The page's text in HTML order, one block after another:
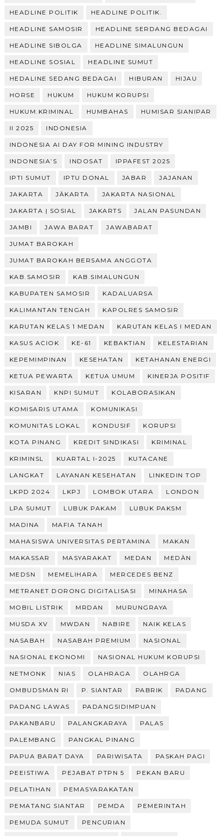
HEADLINE POLITIK HEADLINE POLITIK.
HEADLINE SAMOSIR HEADLINE SERDANG BEDAGAI
HEADLINE SIBOLGA HEADLINE SIMALUNGUN
HEADLINE SOSIAL HEADLINE SUMUT
HEDALINE SEDANG BEDAGAI HIBURAN HIJAU
HORSE HUKUM HUKUM KORUPSI
HUKUM.KRIMINAL HUMBAHAS HUMISAR SIANIPAR
II 2025 INDONESIA
INDONESIA AI DAY FOR MINING INDUSTRY
INDONESIA’S INDOSAT IPPAFEST 2025
IPTI SUMUT IPTU DONAL JABAR JAJANAN
JAKARTA JÀKARTA JAKARTA NASIONAL
JAKARTA | SOSIAL JAKARTS JALAN PASUNDAN
JAMBI JAWA BARAT JAWABARAT
JUMAT BAROKAH
JUMAT BAROKAH BERSAMA ANGGOTA
KAB.SAMOSIR KAB.SIMALUNGUN
KABUPATEN SAMOSIR KADALUARSA
KALIMANTAN TENGAH KAPOLRES SAMOSIR
KARUTAN KELAS 1 MEDAN KARUTAN KELAS I MEDAN
KASUS ACIOK KE-61 KEBAKTIAN KELESTARIAN
KEPEMIMPINAN KESEHATAN KETAHANAN ENERGI
KETUA PEWARTA KETUA UMUM KINERJA POSITIF
KISARAN KNPI SUMUT KOLABORASIKAN
KOMISARIS UTAMA KOMUNIKASI
KOMUNITAS LOKAL KONDUSIF KORUPSI
KOTA PINANG KREDIT SINDIKASI KRIMINAL
KRIMINSL KUARTAL I-2025 KUTACANE
LANGKAT LAYANAN KESEHATAN LINKEDIN TOP
LKPD 2024 LKPJ LOMBOK UTARA LONDON
LPA SUMUT LUBUK PAKAM LUBUK PAKSM
MADINA MAFIA TANAH
MAHASISWA UNIVERSITAS PERTAMINA MAKAN
MAKASSAR MASYARAKAT MEDAN MEDÀN
MEDSN MEMELIHARA MERCEDES BENZ
METRANET DORONG DIGITALISASI MINAHASA
MOBIL LISTRIK MRDAN MURUNGRAYA
MUSDA XV MWDAN NABIRE NAIK KELAS
NASABAH NASABAH PREMIUM NASIONAL
NASIONAL EKONOMI NASIONAL HUKUM KORUPSI
NETMONK NIAS OLAHRAGA OLAHRGA
OMBUDSMAN RI P. SIANTAR PABRIK PADANG
PADANG LAWAS PADANGSIDIMPUAN
PAKANBARU PALANGKARAYA PALAS
PALEMBANG PANGKAL PINANG
PAPUA BARAT DAYA PARIWISATA PASKAH PAGI
PEEISTIWA PEJABAT PTPN 5 PEKAN BARU
PELATIHAN PEMASYARAKATAN
PEMATANG SIANTAR PEMDA PEMERINTAH
PEMUDA SUMUT PENCURIAN